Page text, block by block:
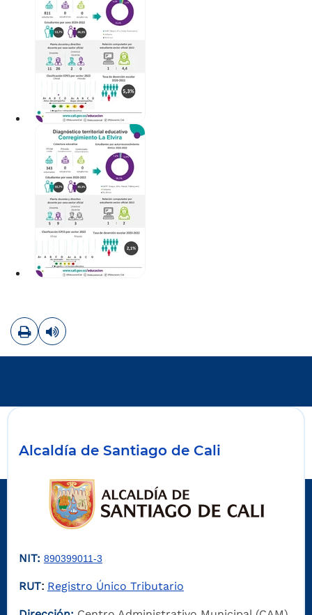
ImprimirLeer contenido
Alcaldía de Santiago de Cali
NIT: 890399011-3
RUT: Registro Único Tributario